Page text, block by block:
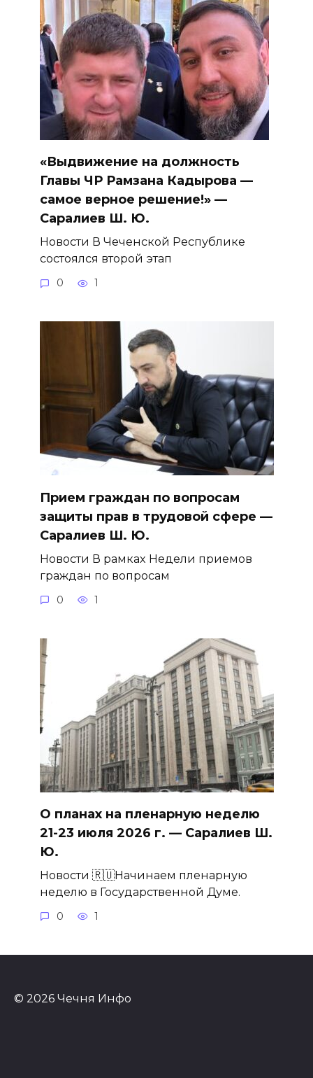
«Выдвижение на должность
Главы ЧР Рамзана Кадырова —
самое верное решение!» —
Саралиев Ш. Ю.
Новости В Чеченской Республике
состоялся второй этап
0 1
Прием граждан по вопросам
защиты прав в трудовой сфере —
Саралиев Ш. Ю.
Новости В рамках Недели приемов
граждан по вопросам
0 1
О планах на пленарную неделю
21-23 июля 2026 г. — Саралиев Ш.
Ю.
Новости 🇷🇺Начинаем пленарную
неделю в Государственной Думе.
0 1
© 2026 Чечня Инфо